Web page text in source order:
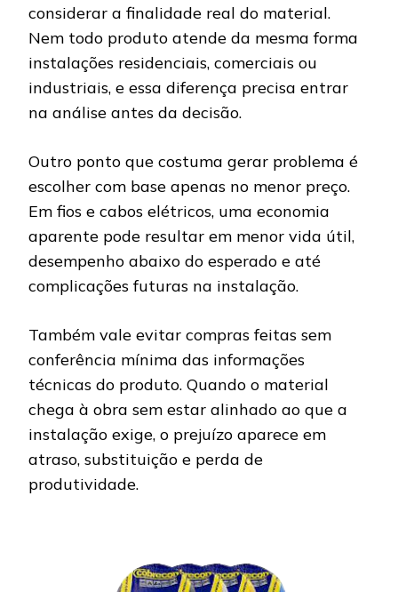
considerar a finalidade real do material.
Nem todo produto atende da mesma forma
instalações residenciais, comerciais ou
industriais, e essa diferença precisa entrar
na análise antes da decisão.
Outro ponto que costuma gerar problema é
escolher com base apenas no menor preço.
Em fios e cabos elétricos, uma economia
aparente pode resultar em menor vida útil,
desempenho abaixo do esperado e até
complicações futuras na instalação.
Também vale evitar compras feitas sem
conferência mínima das informações
técnicas do produto. Quando o material
chega à obra sem estar alinhado ao que a
instalação exige, o prejuízo aparece em
atraso, substituição e perda de
produtividade.